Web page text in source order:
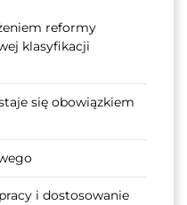
reformy
klasyfikacji
się obowiązkiem
i dostosowanie